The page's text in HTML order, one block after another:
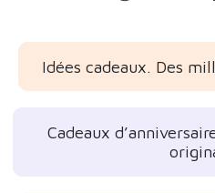
Idées cadeaux. Des
Cadeaux